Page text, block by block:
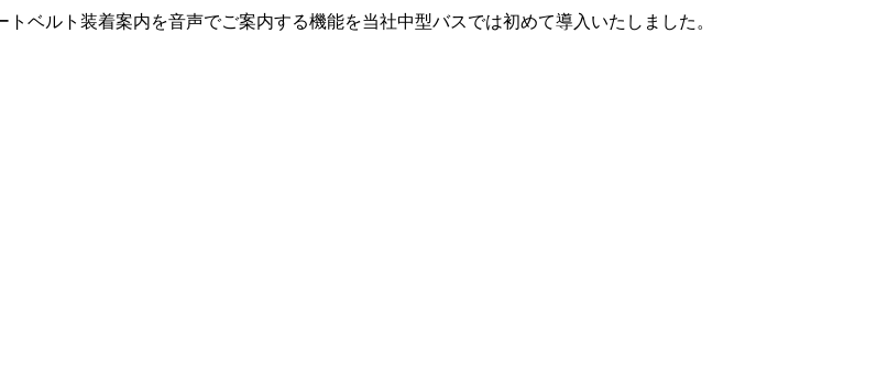
ベルト装着案内を音声でご案内する機能を当社中型バスでは初めて導入いたしました。